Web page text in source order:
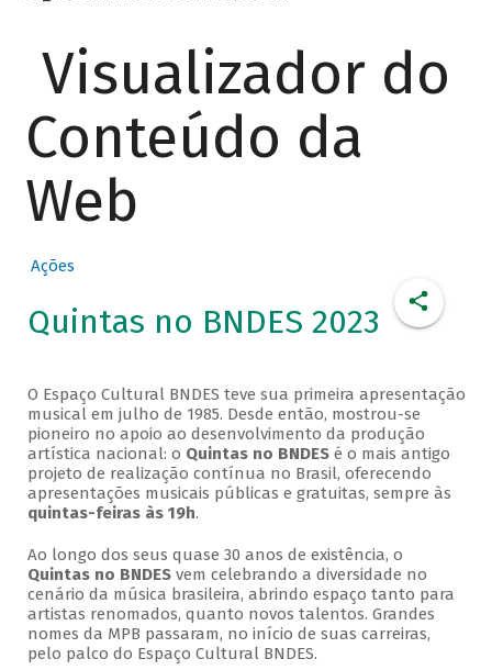
Visualizador do
Conteúdo da
Web
Ações
Quintas no BNDES 2023
O Espaço Cultural BNDES teve sua primeira apresentação
musical em julho de 1985. Desde então, mostrou-se
pioneiro no apoio ao desenvolvimento da produção
artística nacional: o Quintas no BNDESé o mais antigo
projeto de realização contínua no Brasil, oferecendo
apresentações musicais públicas e gratuitas, sempre às
quintas-feiras às 19h.
Ao longo dos seus quase 30 anos de existência, o
Quintas no BNDESvem celebrando a diversidade no
cenário da música brasileira, abrindo espaço tanto para
artistas renomados, quanto novos talentos. Grandes
nomes da MPB passaram, no início de suas carreiras,
pelo palco do Espaço Cultural BNDES.